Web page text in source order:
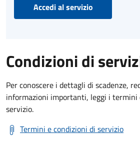
Accedi al servizio
Condizioni di
Per conoscere i dettagli di scadenze,
informazioni importanti, leggi i termini
servizio.
Termini e condizioni di servizio